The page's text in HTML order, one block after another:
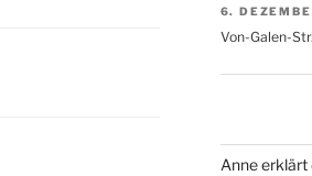
6.
Von-Galen-
Anne erklärt